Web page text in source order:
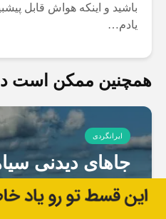
باشید و اینکه هواش قابل
یادم…
همچنین ممکن است
ایرانگردی
جاهای دیدنی
لونک تا دشت‌های